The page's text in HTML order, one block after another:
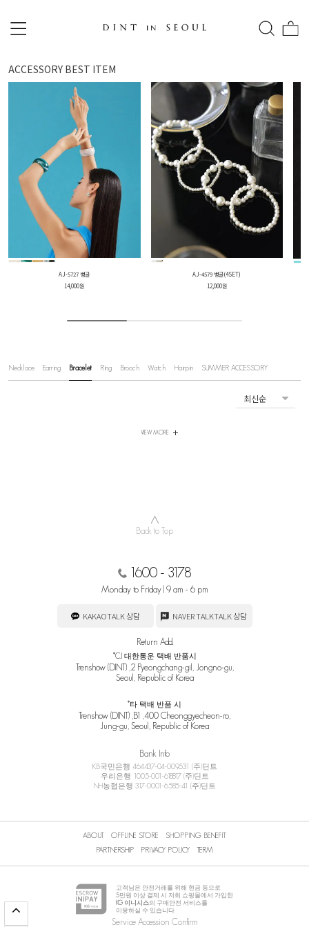
ACCESSORY BEST ITEM
AJ-5727 뱅글
14,000원
AJ-4579 뱅글(4SET)
12,000원
Necklace Earring Bracelet Ring Brooch Watch Hairpin SUMMER ACCESSORY
VIEW MORE
∧
Back to Top
1600 - 3178
Monday to Friday | 9 am - 6 pm
KAKAOTALK 상담 NAVER TALKTALK 상담
Return Add.
*CJ 대한통운 택배 반품시
Trenshow (DINT) ,2 Pyeongchang-gil, Jongno-gu,
Seoul, Republic of Korea
*타 택배 반품 시
Trenshow (DINT) ,B1 ,400 Cheonggyecheon-ro,
Jung-gu, Seoul, Republic of Korea
Bank Info
KB국민은행 464437-04-009531 (주)딘트
우리은행 1005-001-618817 (주)딘트
NH농협은행 317-0001-6585-41 (주)딘트
ABOUT OFFLINE STORE
SHOPPING BENEFIT
PARTNERSHIP
PRIVACY POLICY TERM
고객님은 안전거래를 위해 현금 등으로
5만원 이상 결제 시 저희 쇼핑몰에서 가입한
KG 이니시스의 구매안전 서비스를
이용하실 수 있습니다.
Service Accession Confirm